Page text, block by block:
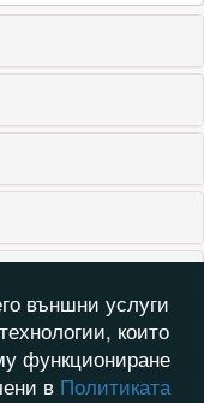
външни услуги
които
функциониране
в Политиката